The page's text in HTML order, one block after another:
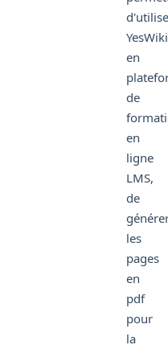
YesWiki
en
de
en
ligne
LMS,
de
les
pages
en
pdf
pour
la